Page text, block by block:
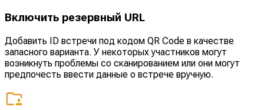
Включить резервный URL
Добавить ID встречи под кодом QR Code в качестве
запасного варианта. У некоторых участников могут
возникнуть проблемы со сканированием или они могут
предпочесть ввести данные о встрече вручную.